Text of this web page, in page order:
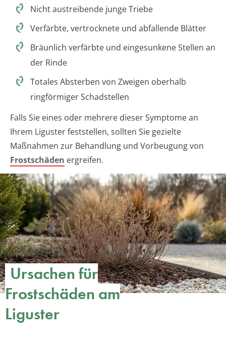
Nicht austreibende junge Triebe
Verfärbte, vertrocknete und abfallende Blätter
Bräunlich verfärbte und eingesunkene Stellen an
der Rinde
Totales Absterben von Zweigen oberhalb
ringförmiger Schadstellen
Falls Sie eines oder mehrere dieser Symptome an
Ihrem Liguster feststellen, sollten Sie gezielte
Maßnahmen zur Behandlung und Vorbeugung von
Frostschäden ergreifen.
Ursachen für
Frostschäden am
Liguster